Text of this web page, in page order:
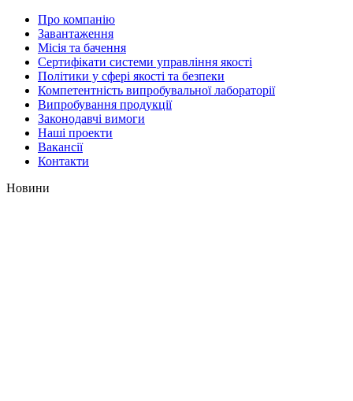
Про компанію
Завантаження
Місія та бачення
Сертифікати системи управління якості
Політики у сфері якості та безпеки
Компетентність випробувальної лабораторії
Випробування продукції
Законодавчі вимоги
Наші проекти
Вакансії
Контакти
Новини